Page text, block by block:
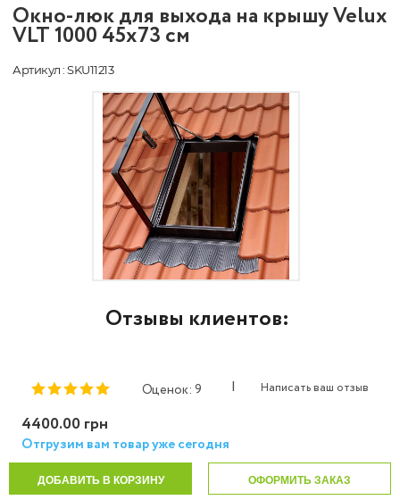
Окно-люк для выхода на крышу Velux
VLT 1000 45х73 см
Артикул : SKU11213
Отзывы клиентов:
Оценок: 9 | Написать ваш отзыв
4400.00 грн
Отгрузим вам товар уже сегодня
ДОБАВИТЬ В КОРЗИНУ ОФОРМИТЬ ЗАКАЗ